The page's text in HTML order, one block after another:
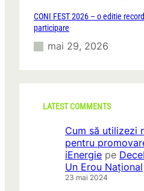
CONI FEST 2026 – o editie
participare
mai 29, 2026
LATEST COMMENTS
Cum să utilizezi
pentru
iEnergie pe
Un Erou Național
23 mai 2024